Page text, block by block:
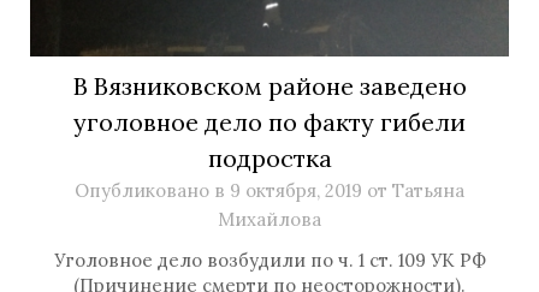
В Вязниковском районе заведено
уголовное дело по факту гибели
подростка
Опубликовано в 9 октября, 2019 от Татьяна
Михайлова
Уголовное дело возбудили по ч. 1 ст. 109 УК РФ
(Причинение смерти по неосторожности).